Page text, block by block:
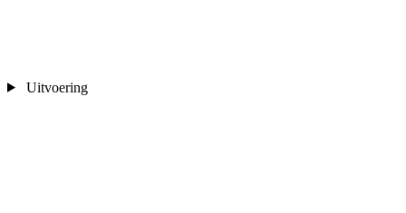
Uitvoering